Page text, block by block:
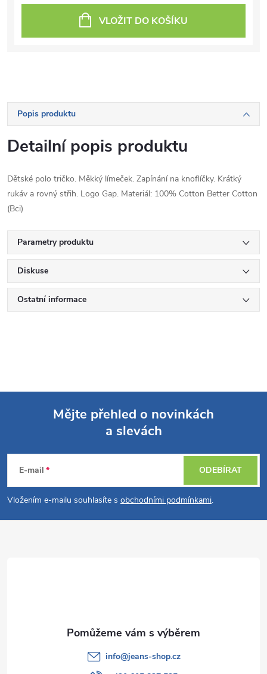
VLOŽIT DO KOŠÍKU
Popis produktu
Detailní popis produktu
Dětské polo tričko. Měkký límeček. Zapínání na knoflíčky. Krátký
rukáv a rovný střih. Logo Gap. Materiál: 100% Cotton Better Cotton
(Bci)
Parametry produktu
Diskuse
Ostatní informace
p
a
Mějte přehled o novinkách
a slevách
E-mail
Vložením e-mailu souhlasíte s obchodními podmínkami.
ODEBÍRAT
info@jeans-shop.cz